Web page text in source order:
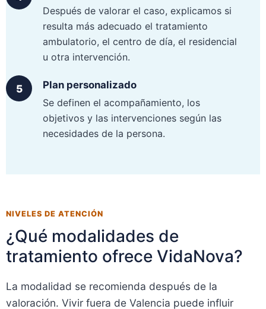
Después de valorar el caso, explicamos si
resulta más adecuado el tratamiento
ambulatorio, el centro de día, el residencial
u otra intervención.
Plan personalizado
Se definen el acompañamiento, los
objetivos y las intervenciones según las
necesidades de la persona.
NIVELES DE ATENCIÓN
¿Qué modalidades de
tratamiento ofrece VidaNova?
La modalidad se recomienda después de la
valoración. Vivir fuera de Valencia puede influir